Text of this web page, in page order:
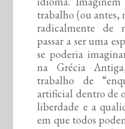
trabalho (ou antes,
radicalmente de
passar a ser uma
se poderia
na Grécia
trabalho de
artificial dentro de
liberdade e a
em que todos